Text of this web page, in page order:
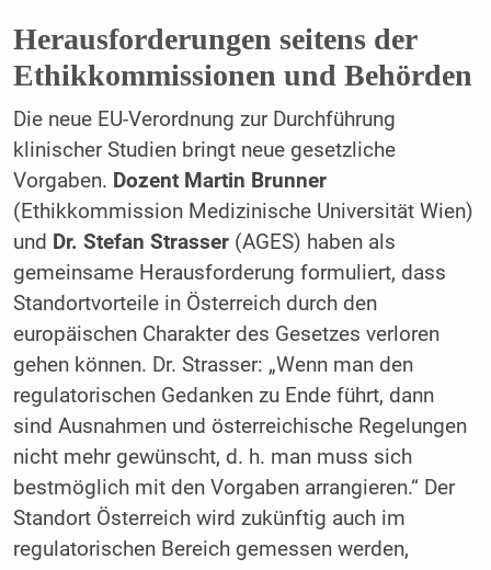
Herausforderungen seitens der
Ethikkommissionen und Behörden
Die neue EU-Verordnung zur Durchführung
klinischer Studien bringt neue gesetzliche
Vorgaben. Dozent Martin Brunner
(Ethikkommission Medizinische Universität Wien)
und Dr. Stefan Strasser (AGES) haben als
gemeinsame Herausforderung formuliert, dass
Standortvorteile in Österreich durch den
europäischen Charakter des Gesetzes verloren
gehen können. Dr. Strasser: „Wenn man den
regulatorischen Gedanken zu Ende führt, dann
sind Ausnahmen und österreichische Regelungen
nicht mehr gewünscht, d. h. man muss sich
bestmöglich mit den Vorgaben arrangieren.“ Der
Standort Österreich wird zukünftig auch im
regulatorischen Bereich gemessen werden,